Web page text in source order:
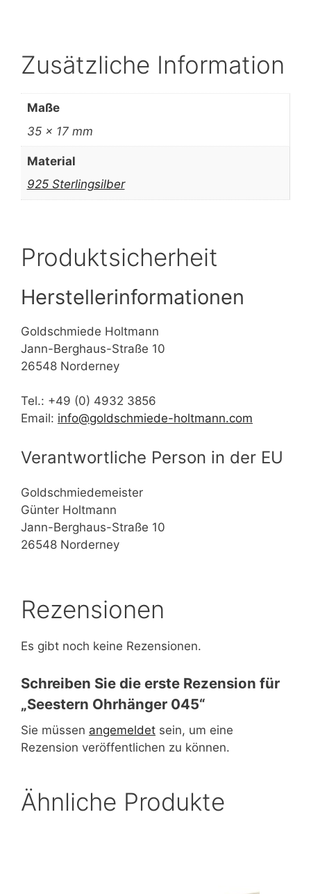
Zusätzliche Information
Maße
35 × 17 mm
Material
925 Sterlingsilber
Produktsicherheit
Herstellerinformationen
Goldschmiede Holtmann
Jann-Berghaus-Straße 10
26548 Norderney
Tel.: +49 (0) 4932 3856
Email: info@goldschmiede-holtmann.com
Verantwortliche Person in der EU
Goldschmiedemeister
Günter Holtmann
Jann-Berghaus-Straße 10
26548 Norderney
Rezensionen
Es gibt noch keine Rezensionen.
Schreiben Sie die erste Rezension für
„Seestern Ohrhänger 045“
Sie müssen angemeldet sein, um eine
Rezension veröffentlichen zu können.
Ähnliche Produkte